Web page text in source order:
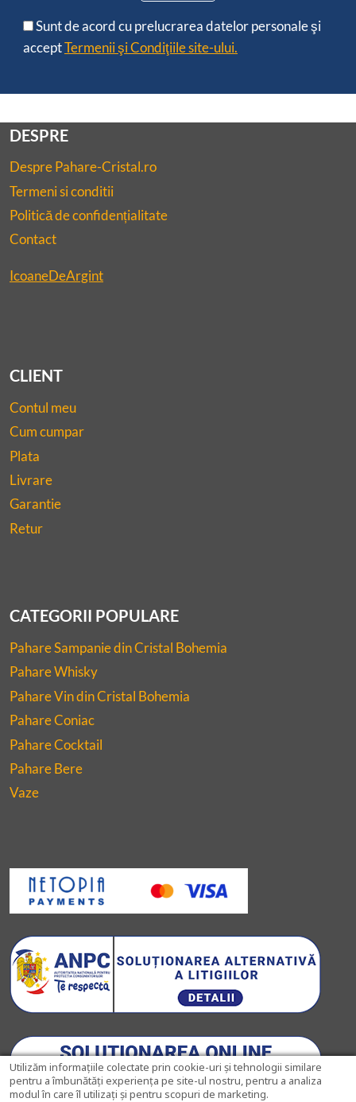
Sunt de acord cu prelucrarea datelor personale şi
acceptTermenii şi Condiţiile site-ului.
DESPRE
Despre Pahare-Cristal.ro
Termeni si conditii
Politică de confidențialitate
Contact
IcoaneDeArgint
CLIENT
Contul meu
Cum cumpar
Plata
Livrare
Garantie
Retur
CATEGORII POPULARE
Pahare Sampanie din Cristal Bohemia
Pahare Whisky
Pahare Vin din Cristal Bohemia
Pahare Coniac
Pahare Cocktail
Pahare Bere
Vaze
Utilizăm informațiile colectate prin cookie-uri și tehnologii similare
pentru a îmbunătăți experiența pe site-ul nostru, pentru a analiza
modul în care îl utilizați și pentru scopuri de marketing.